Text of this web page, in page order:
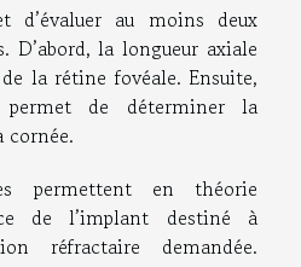
d’évaluer au moins deux
D’abord, la longueur axiale
la rétine fovéale. Ensuite,
de déterminer la
cornée.
permettent en théorie
de l’implant destiné à
réfractaire demandée.